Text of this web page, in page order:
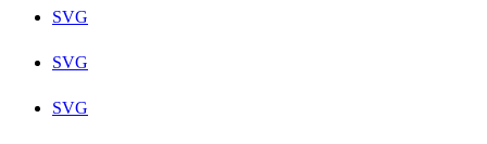
SVG
SVG
SVG